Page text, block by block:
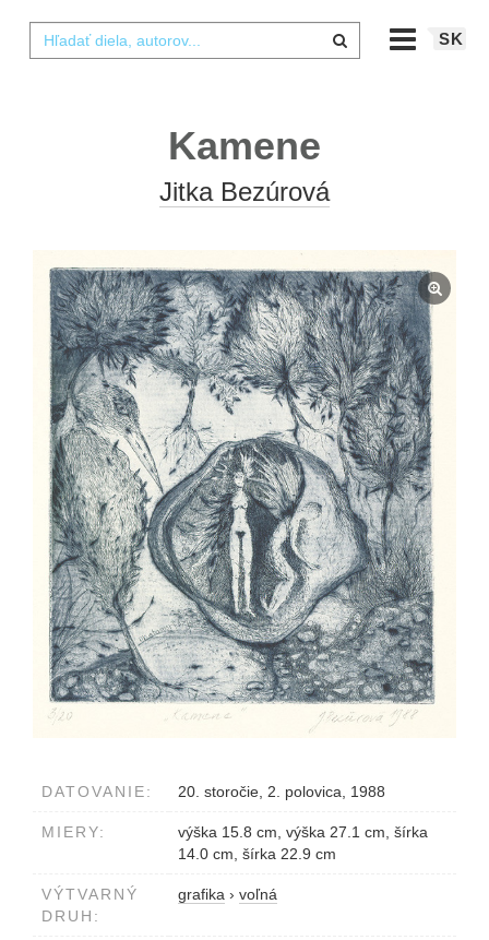
SK
Kamene
Jitka Bezúrová
DATOVANIE: 20. storočie, 2. polovica, 1988
MIERY:
výška 15.8 cm, výška 27.1 cm, šírka
14.0 cm, šírka 22.9 cm
VÝTVARNÝ
DRUH:
grafika › voľná